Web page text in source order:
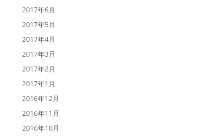
2017年6月
2017年5月
2017年4月
2017年3月
2017年2月
2017年1月
2016年12月
2016年11月
2016年10月